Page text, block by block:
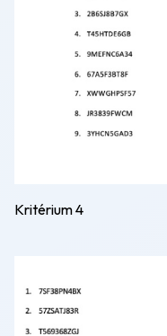
Kritérium 4